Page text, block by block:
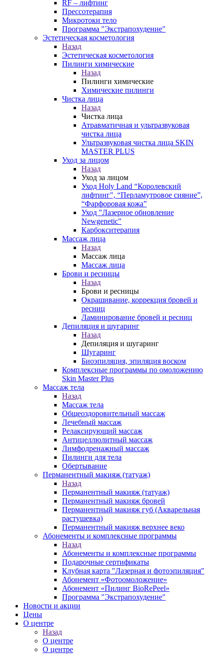
RF – лифтинг
Прессотерапия
Микротоки тело
Программа "Экстрапохудение"
Эстетическая косметология
Назад
Эстетическая косметология
Пилинги химические
Назад
Пилинги химические
Химические пилинги
Чистка лица
Назад
Чистка лица
Атравматичная и ультразвуковая
чистка лица
Ультразвуковая чистка лица SKIN
MASTER PLUS
Уход за лицом
Назад
Уход за лицом
Уход Holy Land “Королевский
лифтинг", “Перламутровое сияние”,
“Фарфоровая кожа”
Уход "Лазерное обновление
Newgenetic"
Карбокситерапия
Массаж лица
Назад
Массаж лица
Массаж лица
Брови и ресницы
Назад
Брови и ресницы
Окрашивание, коррекция бровей и
ресниц
Ламинирование бровей и ресниц
Депиляция и шугаринг
Назад
Депиляция и шугаринг
Шугаринг
Биоэпиляция, эпиляция воском
Комплексные программы по омоложению
Skin Master Plus
Массаж тела
Назад
Массаж тела
Общеоздоровительный массаж
Лечебный массаж
Релаксирующий массаж
Антицеллюлитный массаж
Лимфодренажный массаж
Пилинги для тела
Обертывание
Перманентный макияж (татуаж)
Назад
Перманентный макияж (татуаж)
Перманентный макияж бровей
Перманентный макияж губ (Акварельная
растушевка)
Перманентный макияж верхнее веко
Абонементы и комплексные программы
Назад
Абонементы и комплексные программы
Подарочные сертификаты
Клубная карта "Лазерная и фотоэпиляция"
Абонемент «Фотоомоложение»
Абонемент «Пилинг BioRePeel»
Программа "Экстрапохудение"
Новости и акции
Цены
О центре
Назад
О центре
О центре